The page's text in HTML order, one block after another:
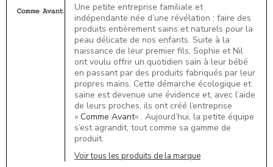
Une petite entreprise familiale et
indépendante née d’une révélation : faire des
produits entièrement sains et naturels pour la
peau délicate de nos enfants. Suite à la
naissance de leur premier fils, Sophie et Nil
ont voulu offrir un quotidien sain à leur bébé
en passant par des produits fabriqués par leur
propres mains. Cette démarche écologique et
saine est devenue une évidence et, avec l’aide
de leurs proches, ils ont créé l’entreprise
« Comme Avant« . Aujourd’hui, la petite équipe
s’est agrandit, tout comme sa gamme de
produit.
Voir tous les produits de la marque